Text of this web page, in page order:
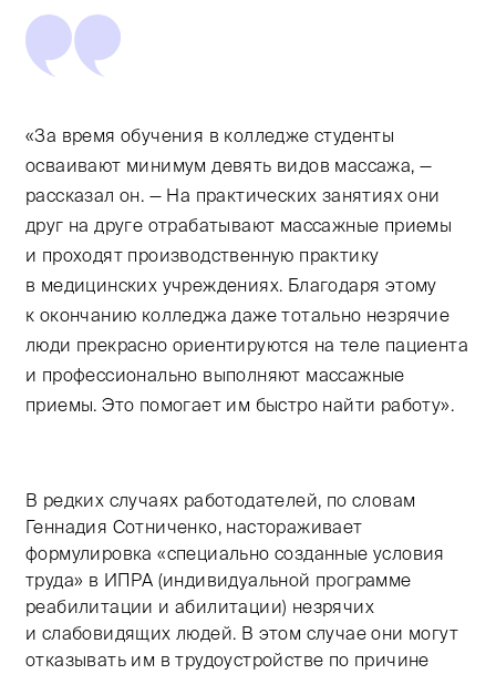
«За время обучения в колледже студенты
осваивают минимум девять видов массажа, —
рассказал он. — На практических занятиях они
друг на друге отрабатывают массажные приемы
и проходят производственную практику
в медицинских учреждениях. Благодаря этому
к окончанию колледжа даже тотально незрячие
люди прекрасно ориентируются на теле пациента
и профессионально выполняют массажные
приемы. Это помогает им быстро найти работу».
В редких случаях работодателей, по словам
Геннадия Сотниченко, настораживает
формулировка «специально созданные условия
труда» в ИПРА (индивидуальной программе
реабилитации и абилитации) незрячих
и слабовидящих людей. В этом случае они могут
отказывать им в трудоустройстве по причине